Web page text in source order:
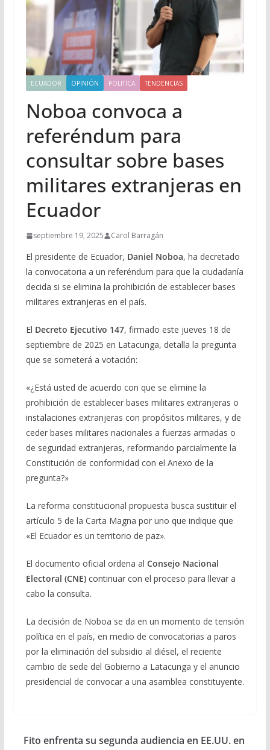
ECUADOR OPINIÓN POLITICA TENDENCIAS
Noboa convoca a
referéndum para
consultar sobre bases
militares extranjeras en
Ecuador
septiembre 19, 2025 Carol Barragán
El presidente de Ecuador, Daniel Noboa, ha decretado
la convocatoria a un referéndum para que la ciudadanía
decida si se elimina la prohibición de establecer bases
militares extranjeras en el país.
El Decreto Ejecutivo 147, firmado este jueves 18 de
septiembre de 2025 en Latacunga, detalla la pregunta
que se someterá a votación:
«¿Está usted de acuerdo con que se elimine la
prohibición de establecer bases militares extranjeras o
instalaciones extranjeras con propósitos militares, y de
ceder bases militares nacionales a fuerzas armadas o
de seguridad extranjeras, reformando parcialmente la
Constitución de conformidad con el Anexo de la
pregunta?»
La reforma constitucional propuesta busca sustituir el
artículo 5 de la Carta Magna por uno que indique que
«El Ecuador es un territorio de paz».
El documento oficial ordena al Consejo Nacional
Electoral (CNE)continuar con el proceso para llevar a
cabo la consulta.
La decisión de Noboa se da en un momento de tensión
política en el país, en medio de convocatorias a paros
por la eliminación del subsidio al diésel, el reciente
cambio de sede del Gobierno a Latacunga y el anuncio
presidencial de convocar a una asamblea constituyente.
Fito enfrenta su segunda audiencia en EE.UU. en